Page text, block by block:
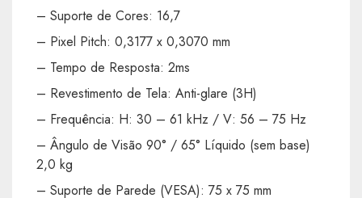
– Suporte de Cores: 16,7
– Pixel Pitch: 0,3177 x 0,3070 mm
– Tempo de Resposta: 2ms
– Revestimento de Tela: Anti-glare (3H)
– Frequência: H: 30 – 61 kHz / V: 56 – 75 Hz
– Ângulo de Visão 90° / 65° Líquido (sem base)
2,0 kg
– Suporte de Parede (VESA): 75 x 75 mm